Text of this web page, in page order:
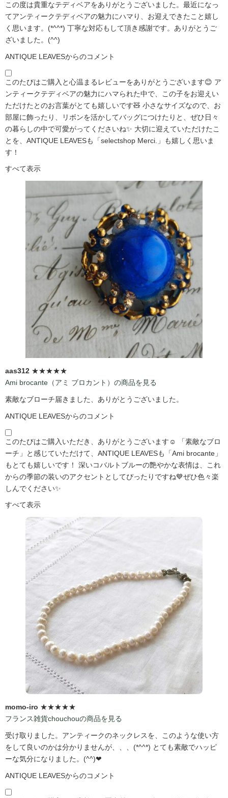
この度は貴重なテディベアをありがとうございました。最近になっ
てアンティークテディベアの魅力にハマり、お迎えできたこと嬉し
く思います。(*^^*) 丁寧な対応もして頂き感謝です。ありがとうご
ざいました。(^^)
ANTIQUE LEAVESからのコメント
このたびはご購入と心温まるレビューをありがとうございます😊 ア
ンティークテディベアの魅力にハマられた中で、この子をお迎えい
ただけたとのお言葉がとても嬉しいです🧸 小さなサイズなので、お
部屋に飾ったり、リボンを活かしてバッグにつけたりと、ぜひ日々
の暮らしの中で可愛がってくださいね✨ 大切に迎えていただけたこ
とを、ANTIQUE LEAVESも「selectshop Merci.」も嬉しく思いま
す！
すべて表示
aas312 ★★★★★
Ami brocante（アミ ブロカント）の商品を見る
素敵なブローチ届きました、ありがとうございました。
ANTIQUE LEAVESからのコメント
このたびはご購入いただき、ありがとうございます☺️ 「素敵なブロ
ーチ」と感じていただけて、ANTIQUE LEAVESも「Ami brocante」
もとても嬉しいです！ 深いコバルトブルーの艶やかな表情は、これ
からの季節の装いのアクセントとしてぴったりですね💙ぜひ色々楽
しんでください✨
すべて表示
momo-iro ★★★★★
フランス雑貨chouchouの商品を見る
受け取りました。アンティークのネックレスを、このような使い方
をして良いのかは分かりませんが、、、(*^^*) とても素敵でハッピ
ーな気分になりました。(^^)❤
ANTIQUE LEAVESからのコメント